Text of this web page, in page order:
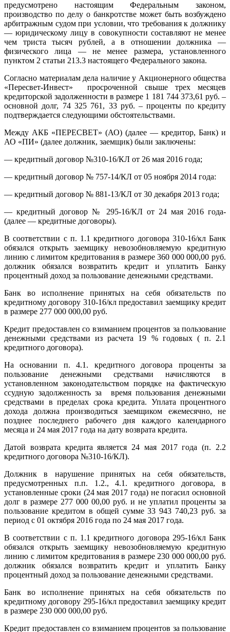
предусмотрено настоящим Федеральным законом,
производство по делу о банкротстве может быть возбуждено
арбитражным судом при условии, что требования к должнику
— юридическому лицу в совокупности составляют не менее
чем триста тысяч рублей, а в отношении должника —
физического лица — не менее размера, установленного
пунктом 2 статьи 213.3 настоящего Федерального закона.
Согласно материалам дела наличие у Акционерного общества
«Пересвет-Инвест» просроченной свыше трех месяцев
кредиторской задолженности в размере 1 181 744 373,61 руб. –
основной долг, 74 325 761, 33 руб. – проценты по кредиту
подтверждается следующими обстоятельствами.
Между АКБ «ПЕРЕСВЕТ» (АО) (далее — кредитор, Банк) и
АО «ПИ» (далее должник, заемщик) были заключены:
— кредитный договор №310-16/КЛ от 26 мая 2016 года;
— кредитный договор № 757-14/КЛ от 05 ноября 2014 года:
— кредитный договор № 881-13/КЛ от 30 декабря 2013 года;
— кредитный договор № 295-16/КЛ от 24 мая 2016 года-
(далее — кредитные договоры).
В соответствии с п. 1.1 кредитного договора 310-16/кл Банк
обязался открыть заемщику невозобновляемую кредитную
линию с лимитом кредитования в размере 360 000 000,00 руб.
должник обязался возвратить кредит и уплатить Банку
процентный доход за пользование денежными средствами.
Банк во исполнение принятых на себя обязательств по
кредитному договору 310-16/кл предоставил заемщику кредит
в размере 277 000 000,00 руб.
Кредит предоставлен со взиманием процентов за пользование
денежными средствами из расчета 19 % годовых ( п. 2.1
кредитного договора).
На основании п. 4.1. кредитного договора проценты за
пользование денежными средствами начисляются в
установленном законодательством порядке на фактическую
ссудную задолженность за время пользования денежными
средствами в пределах срока кредита. Уплата процентного
дохода должна производиться заемщиком ежемесячно, не
позднее последнего рабочего дня каждого календарного
месяца и 24 мая 2017 года на дату возврата кредита.
Датой возврата кредита является 24 мая 2017 года (п. 2.2
кредитного договора №310-16/КЛ).
Должник в нарушение принятых на себя обязательств,
предусмотренных п.п. 1.2., 4.1. кредитного договора, в
установленные сроки (24 мая 2017 года) не погасил основной
долг в размере 277 000 00,00 руб. и не уплатил проценты за
пользование кредитом в общей сумме 33 943 740,23 руб. за
период с 01 октября 2016 года по 24 мая 2017 года.
В соответствии с п. 1.1 кредитного договора 295-16/кл Банк
обязался открыть заемщику невозобновляемую кредитную
линию с лимитом кредитования в размере 230 000 000,00 руб.
должник обязался возвратить кредит и уплатить Банку
процентный доход за пользование денежными средствами.
Банк во исполнение принятых на себя обязательств по
кредитному договору 295-16/кл предоставил заемщику кредит
в размере 230 000 000,00 руб.
Кредит предоставлен со взиманием процентов за пользование